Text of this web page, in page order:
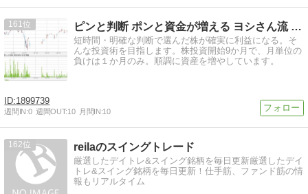
161 ピンと判断 ポンと資金が増える ヨシさん流 株投資の開発日記
短時間・明確な判断で選んだ株が確実に利益になる。そ
んな投資術を目指します。株投資開始9か月で、月単位の
負けは１か月のみ。順調に資産を増やしています。
1899739
週間IN:0 週間OUT:10 月間IN:10
162 reilaのスイングトレード
厳選したデイトレ&スイング銘柄を毎日更新厳選したデイ
トレ&スイング銘柄を毎日更新！仕手筋、ファンド筋の情
報もリアルタイム